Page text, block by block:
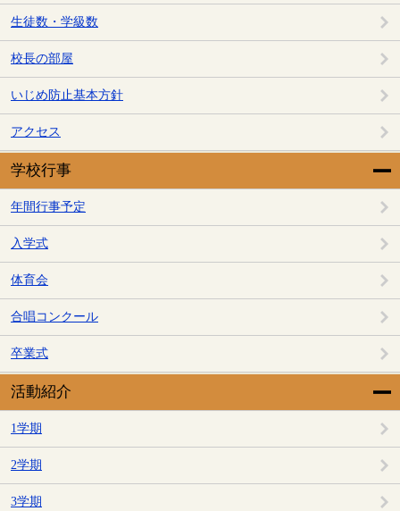
生徒数・学級数
校長の部屋
いじめ防止基本方針
アクセス
学校行事
年間行事予定
入学式
体育会
合唱コンクール
卒業式
活動紹介
1学期
2学期
3学期